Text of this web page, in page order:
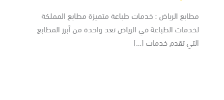
مطابع الرياض : خدمات طباعة متميزة مطابع المملكة
لخدمات الطباعة في الرياض تعد واحدة من أبرز المطابع
التي تقدم خدمات […]